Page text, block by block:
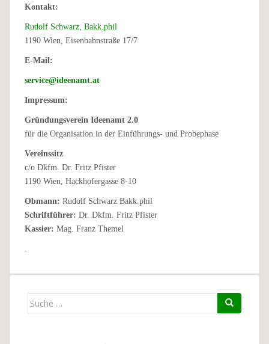
Kontakt:
Rudolf Schwarz, Bakk.phil
1190 Wien, Eisenbahnstraße 17/7
E-Mail:
service@ideenamt.at
Impressum:
Gründungsverein Ideenamt 2.0
für die Organisation in der Einführungs- und Probephase
Vereinssitz
c/o Dkfm. Dr. Fritz Pfister
1190 Wien, Hackhofergasse 8-10
Obmann: Rudolf Schwarz Bakk.phil
Schriftführer: Dr. Dkfm. Fritz Pfister
Kassier: Mag. Franz Themel
.
Suche